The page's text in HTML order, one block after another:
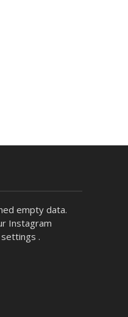
empty data.
Instagram
.